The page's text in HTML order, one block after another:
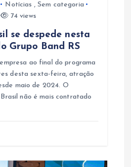
Notícias , Sem categoria
74 views
se despede nesta
Grupo Band RS
ao final do programa
desta sexta-feira, atração
maio de 2024. O
não é mais contratado